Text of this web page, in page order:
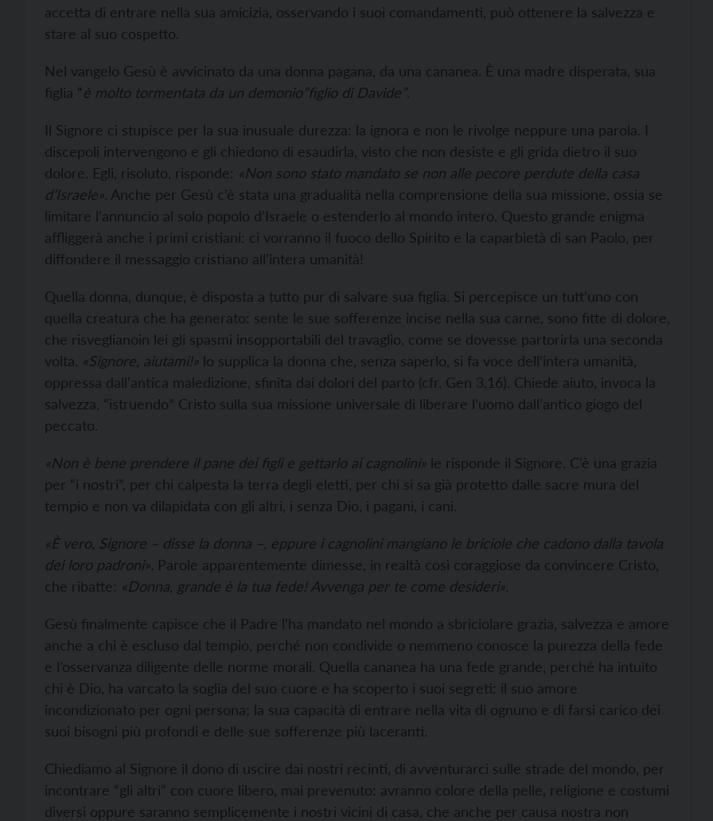
accetta di entrare nella sua amicizia, osservando i suoi comandamenti, può ottenere la salvezza e
stare al suo cospetto.
Nel vangelo Gesù è avvicinato da una donna pagana, da una cananea. È una madre disperata, sua
figlia “è molto tormentata da un demonio”figlio di Davide”.
Il Signore ci stupisce per la sua inusuale durezza: la ignora e non le rivolge neppure una parola. I
discepoli intervengono e gli chiedono di esaudirla, visto che non desiste e gli grida dietro il suo
dolore. Egli, risoluto, risponde: «Non sono stato mandato se non alle pecore perdute della casa
d’Israele». Anche per Gesù c’è stata una gradualità nella comprensione della sua missione, ossia se
limitare l’annuncio al solo popolo d’Israele o estenderlo al mondo intero. Questo grande enigma
affliggerà anche i primi cristiani: ci vorranno il fuoco dello Spirito e la caparbietà di san Paolo, per
diffondere il messaggio cristiano all’intera umanità!
Quella donna, dunque, è disposta a tutto pur di salvare sua figlia. Si percepisce un tutt’uno con
quella creatura che ha generato: sente le sue sofferenze incise nella sua carne, sono fitte di dolore,
che risveglianoin lei gli spasmi insopportabili del travaglio, come se dovesse partorirla una seconda
volta. «Signore, aiutami!» lo supplica la donna che, senza saperlo, si fa voce dell’intera umanità,
oppressa dall’antica maledizione, sfinita dai dolori del parto (cfr. Gen 3,16). Chiede aiuto, invoca la
salvezza, “istruendo” Cristo sulla sua missione universale di liberare l’uomo dall’antico giogo del
peccato.
«Non è bene prendere il pane dei figli e gettarlo ai cagnolini» le risponde il Signore. C’è una grazia
per “i nostri”, per chi calpesta la terra degli eletti, per chi si sa già protetto dalle sacre mura del
tempio e non va dilapidata con gli altri, i senza Dio, i pagani, i cani.
«È vero, Signore – disse la donna –, eppure i cagnolini mangiano le briciole che cadono dalla tavola
dei loro padroni». Parole apparentemente dimesse, in realtà così coraggiose da convincere Cristo,
che ribatte: «Donna, grande è la tua fede! Avvenga per te come desideri».
Gesù finalmente capisce che il Padre l’ha mandato nel mondo a sbriciolare grazia, salvezza e amore
anche a chi è escluso dal tempio, perché non condivide o nemmeno conosce la purezza della fede
e l’osservanza diligente delle norme morali. Quella cananea ha una fede grande, perché ha intuito
chi è Dio, ha varcato la soglia del suo cuore e ha scoperto i suoi segreti: il suo amore
incondizionato per ogni persona; la sua capacità di entrare nella vita di ognuno e di farsi carico dei
suoi bisogni più profondi e delle sue sofferenze più laceranti.
Chiediamo al Signore il dono di uscire dai nostri recinti, di avventurarci sulle strade del mondo, per
incontrare “gli altri” con cuore libero, mai prevenuto: avranno colore della pelle, religione e costumi
diversi oppure saranno semplicemente i nostri vicini di casa, che anche per causa nostra non